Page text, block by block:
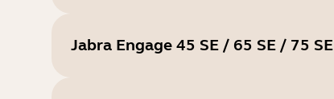
Jabra Engage 45 SE / 65 SE / 75 SE